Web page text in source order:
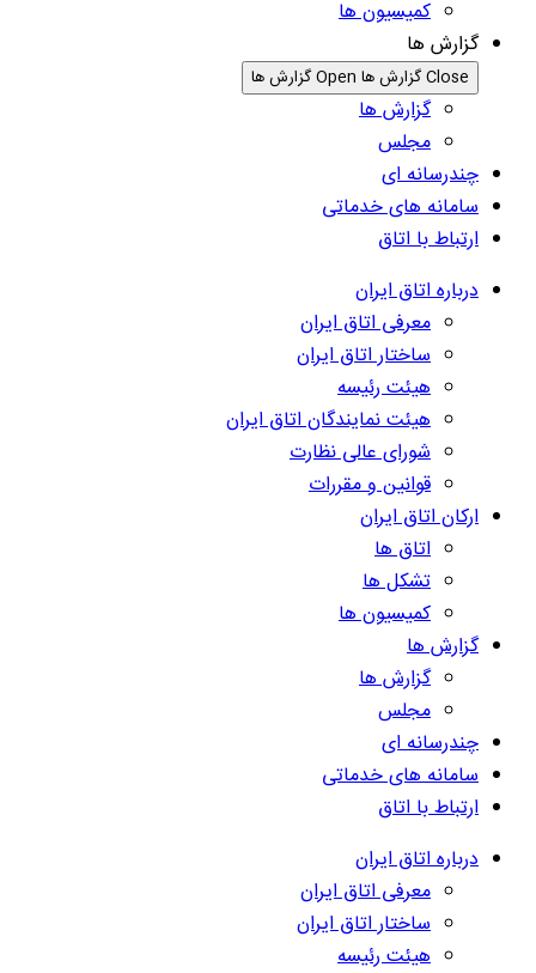
کمیسیون ها
گزارش ها
Close گزارش ها Open گزارش ها
گزارش ها
مجلس
چندرسانه ای
سامانه های خدماتی
ارتباط با اتاق
درباره اتاق ایران
معرفی اتاق ایران
ساختار اتاق ایران
هیئت رئیسه
هیئت نمایندگان اتاق ایران
شورای عالی نظارت
قوانین و مقررات
ارکان اتاق ایران
اتاق ها
تشکل ها
کمیسیون ها
گزارش ها
گزارش ها
مجلس
چندرسانه ای
سامانه های خدماتی
ارتباط با اتاق
درباره اتاق ایران
معرفی اتاق ایران
ساختار اتاق ایران
هیئت رئیسه